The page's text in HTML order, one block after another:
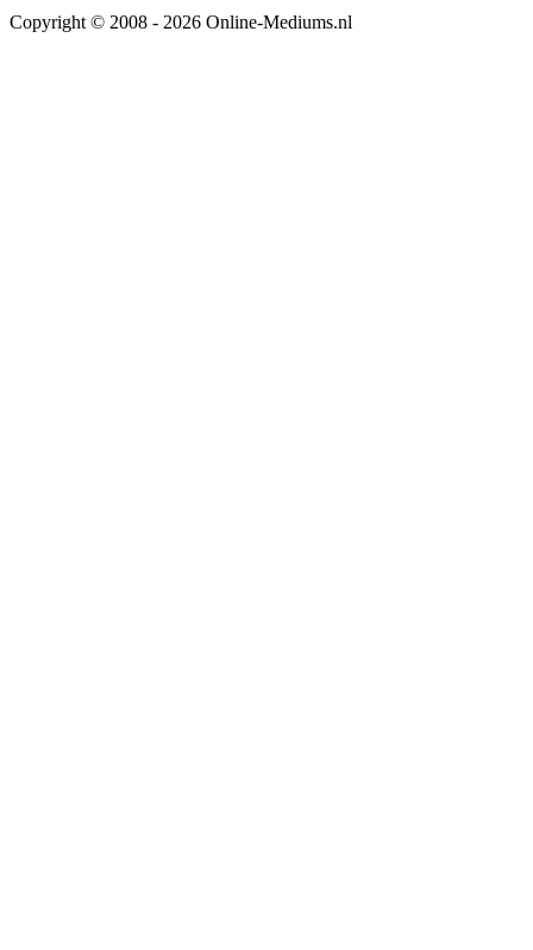
Copyright © 2008 - 2026 Online-Mediums.nl